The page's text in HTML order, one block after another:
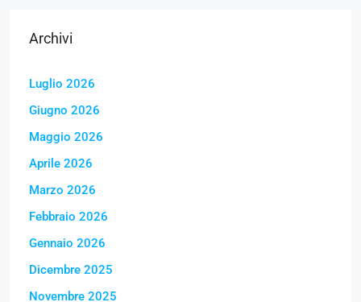
Archivi
Luglio 2026
Giugno 2026
Maggio 2026
Aprile 2026
Marzo 2026
Febbraio 2026
Gennaio 2026
Dicembre 2025
Novembre 2025